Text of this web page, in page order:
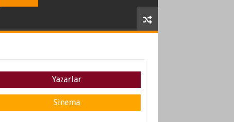
Yazarlar
Sinema